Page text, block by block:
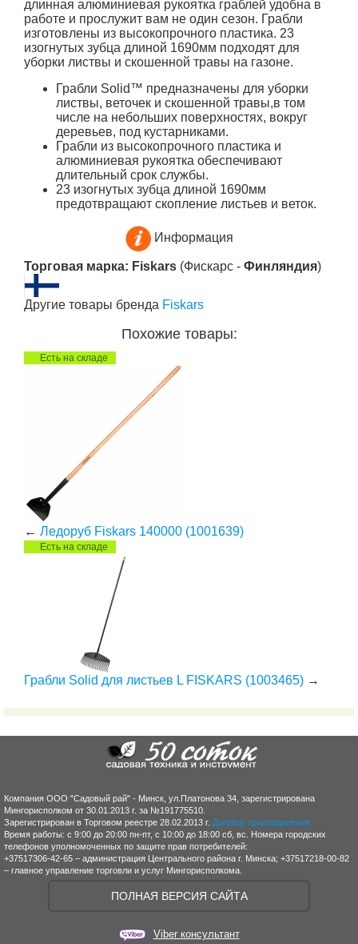
длинная алюминиевая рукоятка граблей удобна в
работе и прослужит вам не один сезон. Грабли
изготовлены из высокопрочного пластика. 23
изогнутых зубца длиной 1690мм подходят для
уборки листвы и скошенной травы на газоне.
Грабли Solid™ предназначены для уборки
листвы, веточек и скошенной травы,в том
числе на небольших поверхностях, вокруг
деревьев, под кустарниками.
Грабли из высокопрочного пластика и
алюминиевая рукоятка обеспечивают
длительный срок службы.
23 изогнутых зубца длиной 1690мм
предотвращают скопление листьев и веток.
Информация
Торговая марка: Fiskars (Фискарс - Финляндия)
Другие товары бренда Fiskars
Похожие товары:
Есть на складе
← Ледоруб Fiskars 140000 (1001639)
Есть на складе
Грабли Solid для листьев L FISKARS (1003465) →
Компания ООО "Садовый рай" - Минск, ул.Платонова 34, зарегистрирована
Мингорисполком от 30.01.2013 г. за №191775510.
Зарегистрирован в Торговом реестре 28.02.2013 г. Договор присоединения
Время работы: с 9:00 до 20:00 пн-пт, с 10:00 до 18:00 сб, вс. Номера городских
телефонов уполномоченных по защите прав потребителей:
+37517306-42-65 – администрация Центрального района г. Минска; +37517218-00-82
– главное управление торговли и услуг Мингорисполкома.
ПОЛНАЯ ВЕРСИЯ САЙТА
Viber консультант